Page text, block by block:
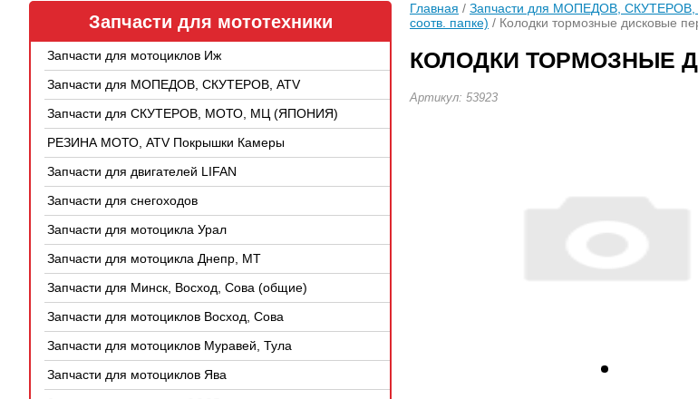
Запчасти для мототехники
Запчасти для мотоциклов Иж
Запчасти для МОПЕДОВ, СКУТЕРОВ, ATV
(КИТАЙ)
Запчасти для СКУТЕРОВ, МОТО, МЦ (ЯПОНИЯ)
РЕЗИНА МОТО, ATV Покрышки Камеры
Запчасти для двигателей LIFAN
Запчасти для снегоходов
Запчасти для мотоцикла Урал
Запчасти для мотоцикла Днепр, МТ
Запчасти для Минск, Восход, Сова (общие)
Запчасти для мотоциклов Восход, Сова
Запчасти для мотоциклов Муравей, Тула
Запчасти для мотоциклов Ява
Главная / Запчасти для МОПЕДОВ, СКУТЕРОВ,
соотв. папке) / Колодки тормозные дисковые
КОЛОДКИ ТОРМОЗНЫЕ
Артикул: 53923